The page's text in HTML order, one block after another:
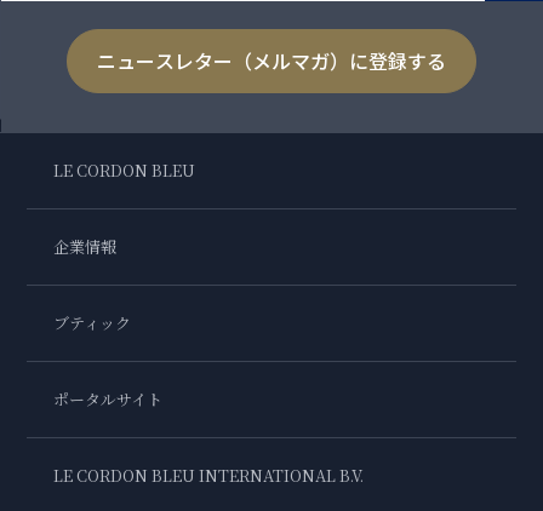
ニュースレター（メルマガ）に登録する
LE CORDON BLEU
企業情報
ブティック
ポータルサイト
LE CORDON BLEU INTERNATIONAL B.V.